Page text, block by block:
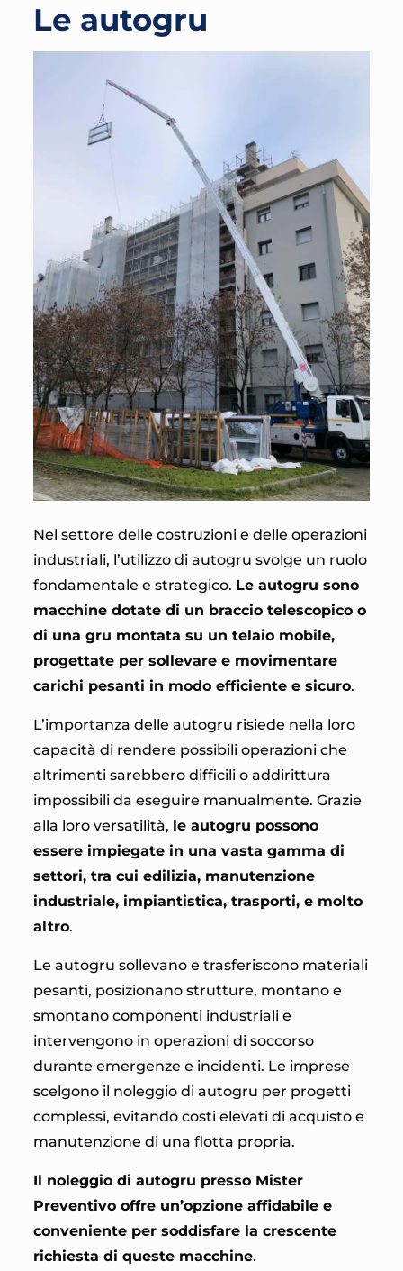
Le autogru
Nel settore delle costruzioni e delle operazioni
industriali, l’utilizzo di autogru svolge un ruolo
fondamentale e strategico. Le autogru sono
macchine dotate di un braccio telescopico o
di una gru montata su un telaio mobile,
progettate per sollevare e movimentare
carichi pesanti in modo efficiente e sicuro.
L’importanza delle autogru risiede nella loro
capacità di rendere possibili operazioni che
altrimenti sarebbero difficili o addirittura
impossibili da eseguire manualmente. Grazie
alla loro versatilità, le autogru possono
essere impiegate in una vasta gamma di
settori, tra cui edilizia, manutenzione
industriale, impiantistica, trasporti, e molto
altro.
Le autogru sollevano e trasferiscono materiali
pesanti, posizionano strutture, montano e
smontano componenti industriali e
intervengono in operazioni di soccorso
durante emergenze e incidenti. Le imprese
scelgono il noleggio di autogru per progetti
complessi, evitando costi elevati di acquisto e
manutenzione di una flotta propria.
Il noleggio di autogru presso Mister
Preventivo offre un’opzione affidabile e
conveniente per soddisfare la crescente
richiesta di queste macchine.